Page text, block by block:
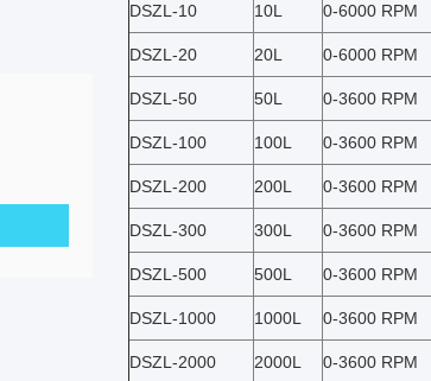
DSZL-10 10L 0-6000 RPM
DSZL-20 20L 0-6000 RPM
DSZL-50 50L 0-3600 RPM
DSZL-100 100L 0-3600 RPM
DSZL-200 200L 0-3600 RPM
DSZL-300 300L 0-3600 RPM
DSZL-500 500L 0-3600 RPM
DSZL-1000 1000L 0-3600 RPM
DSZL-2000 2000L 0-3600 RPM